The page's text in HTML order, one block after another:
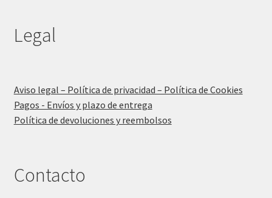
Legal
Aviso legal – Política de privacidad – Política de Cookies
Pagos - Envíos y plazo de entrega
Política de devoluciones y reembolsos
Contacto